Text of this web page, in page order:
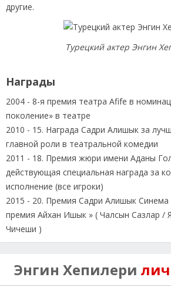
другие.
Турецкий актер Энгин
Награды
2004 - 8-я премия театра Afife в
поколение» в театре
2010 - 15. Награда Садри Алишык за
главной роли в театральной комедии
2011 - 18. Премия жюри имени Аданы
действующая специальная награда за
исполнение (все игроки)
2015 - 20. Премия Садри Алишык Синема
премия Айхан Ишык » ( Чалсын Сазлар /
Чичеши )
Энгин Хепилери